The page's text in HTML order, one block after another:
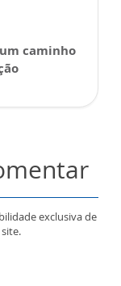
caminho
exclusiva de